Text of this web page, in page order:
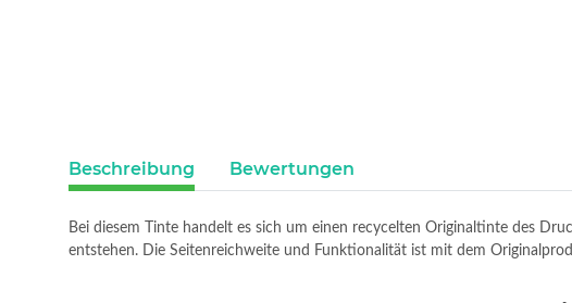
Beschreibung Bewertungen
Bei diesem Tinte handelt es sich um einen recycelten Originaltinte des
entstehen. Die Seitenreichweite und Funktionalität ist mit dem